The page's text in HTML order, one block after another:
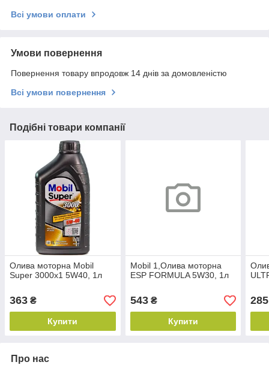
Всі умови оплати
Умови повернення
Повернення товару впродовж 14 днів за домовленістю
Всі умови повернення
Подібні товари компанії
Олива моторна Mobil
Super 3000х1 5W40, 1л
363 ₴
Купити
Mobil 1,Олива моторна
ESP FORMULA 5W30, 1л
543₴
Купити
285
Про нас